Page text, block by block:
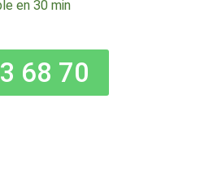
en 30 min
68 70